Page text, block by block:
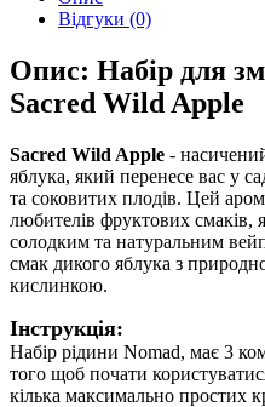
Відгуки (0)
Опис: Набір для
Sacred Wild Apple
Sacred Wild Apple -
яблука, який перенесе вас у
та соковитих плодів. Цей
любителів фруктових смаків,
солодким та натуральним
смак дикого яблука з
кислинкою.
Інструкція:
Набір рідини Nomad, має 3
того щоб почати
кілька максимально простих